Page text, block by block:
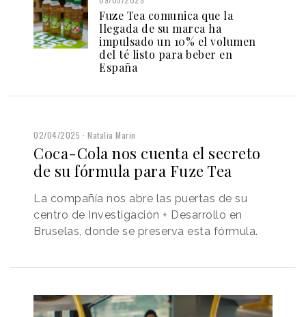
Fuze Tea comunica que la
llegada de su marca ha
impulsado un 10% el volumen
del té listo para beber en
España
02/04/2025 Natalia Marin
Coca-Cola nos cuenta el secreto
de su fórmula para Fuze Tea
La compañía nos abre las puertas de su
centro de Investigación + Desarrollo en
Bruselas, donde se preserva esta fórmula.